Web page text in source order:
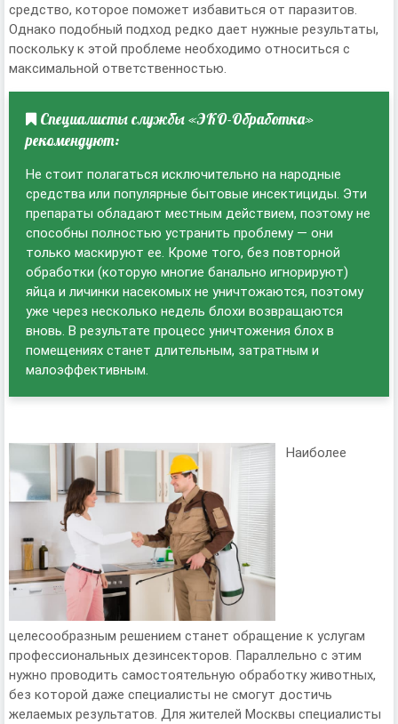
средство, которое поможет избавиться от паразитов.
Однако подобный подход редко дает нужные результаты,
поскольку к этой проблеме необходимо относиться с
максимальной ответственностью.
Специалисты службы «ЭКО-Обработка»
рекомендуют:
Не стоит полагаться исключительно на народные
средства или популярные бытовые инсектициды. Эти
препараты обладают местным действием, поэтому не
способны полностью устранить проблему — они
только маскируют ее. Кроме того, без повторной
обработки (которую многие банально игнорируют)
яйца и личинки насекомых не уничтожаются, поэтому
уже через несколько недель блохи возвращаются
вновь. В результате процесс уничтожения блох в
помещениях станет длительным, затратным и
малоэффективным.
Наиболее
целесообразным решением станет обращение к услугам
профессиональных дезинсекторов. Параллельно с этим
нужно проводить самостоятельную обработку животных,
без которой даже специалисты не смогут достичь
желаемых результатов. Для жителей Москвы специалисты